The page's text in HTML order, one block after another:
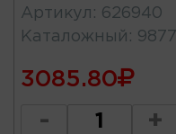
Артикул : 626940
Каталожный : 9877
3085.80
- +